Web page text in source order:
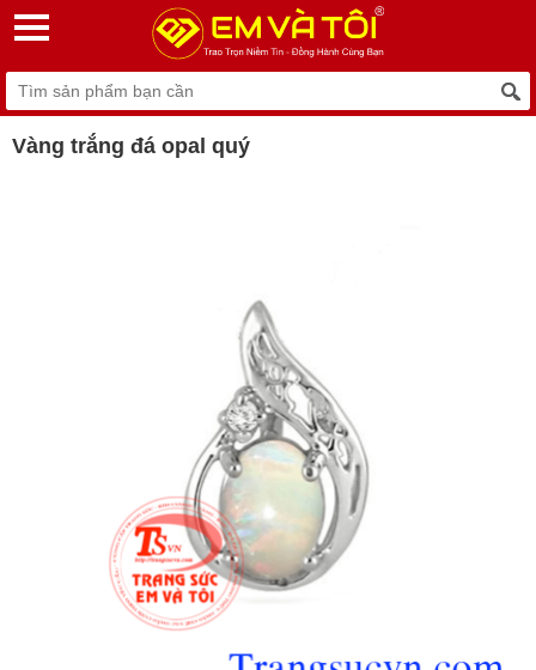
Vàng trắng đá opal quý